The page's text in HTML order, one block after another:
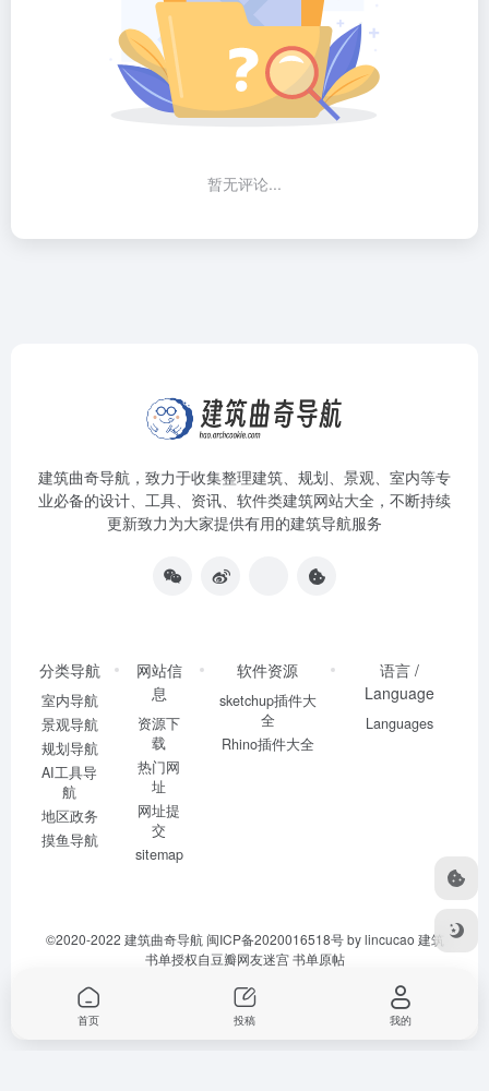
暂无评论...
建筑曲奇导航 ，致力于收集整理建筑、规划、景观、室内等专
业必备的设计、工具、资讯、软件类建筑网站大全，不断持续
更新致力为大家提供有用的建筑导航服务
分类导航
室内导航
景观导航
规划导航
AI工具导
航
地区政务
摸鱼导航
网站信
息
资源下
载
热门网
址
网址提
交
sitemap
软件资源
sketchup插件大
全
Rhino插件大全
语言 /
Language
Languages
©2020-2022 建筑曲奇导航 闽ICP备2020016518号by lincucao 建筑
书单授权自豆瓣网友迷宫书单原帖
首页 投稿 我的